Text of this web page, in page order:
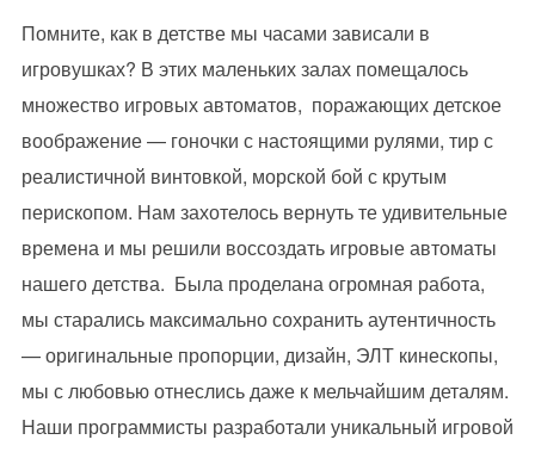
Помните, как в детстве мы часами зависали в
игровушках? В этих маленьких залах помещалось
множество игровых автоматов, поражающих детское
воображение — гоночки с настоящими рулями, тир с
реалистичной винтовкой, морской бой с крутым
перископом. Нам захотелось вернуть те удивительные
времена и мы решили воссоздать игровые автоматы
нашего детства. Была проделана огромная работа,
мы старались максимально сохранить аутентичность
— оригинальные пропорции, дизайн, ЭЛТ кинескопы,
мы с любовью отнеслись даже к мельчайшим деталям.
Наши программисты разработали уникальный игровой